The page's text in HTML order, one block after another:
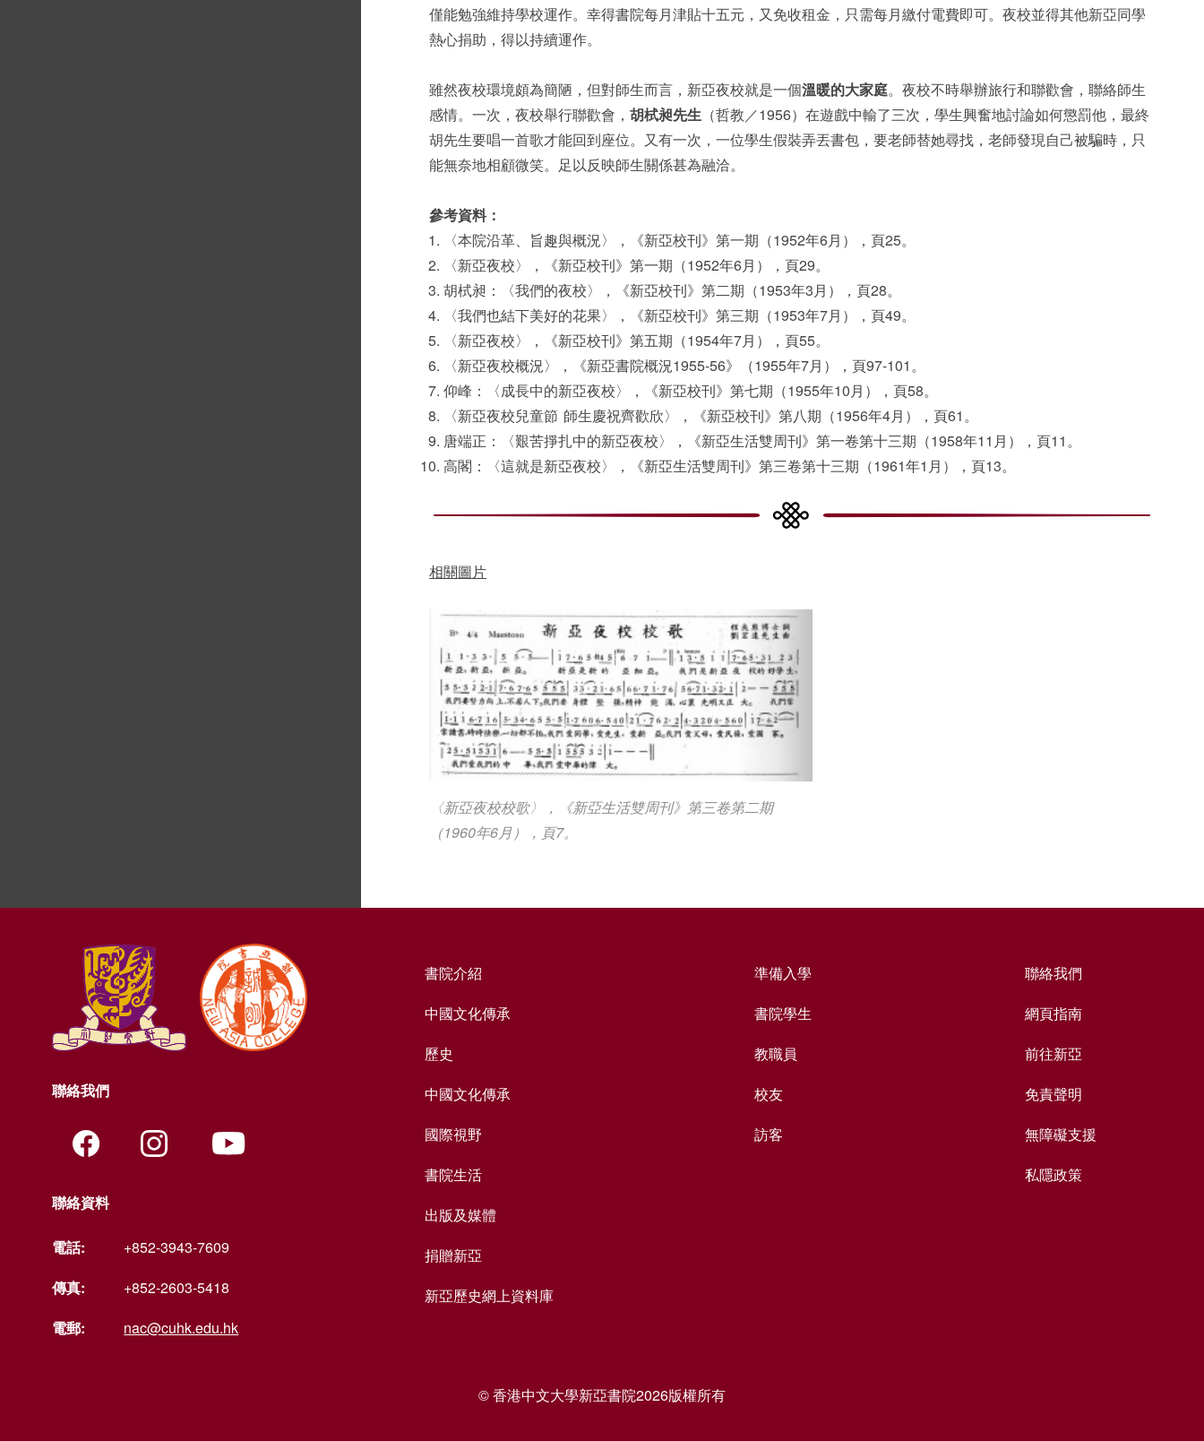
僅能勉強維持學校運作。幸得書院每月津貼十五元，又免收租金，只需每月繳付電費即可。夜校並得其他新亞同學
熱心捐助，得以持續運作。
雖然夜校環境頗為簡陋，但對師生而言，新亞夜校就是一個溫暖的大家庭。夜校不時舉辦旅行和聯歡會，聯絡師生
感情。一次，夜校舉行聯歡會，胡栻昶先生 （哲教／1956）在遊戲中輸了三次，學生興奮地討論如何懲罰他，最終
胡先生要唱一首歌才能回到座位。又有一次，一位學生假裝弄丟書包，要老師替她尋找，老師發現自己被騙時，只
能無奈地相顧微笑。足以反映師生關係甚為融洽。
參考資料：
〈本院沿革、旨趣與概況〉，《新亞校刊》第一期（1952年6月），頁25。
〈新亞夜校〉，《新亞校刊》第一期（1952年6月），頁29。
胡栻昶 ： 〈我們的夜校〉，《新亞校刊》第二期（1953年3月），頁28。
〈我們也結下美好的花果〉，《新亞校刊》第三期（1953年7月），頁49。
〈新亞夜校〉，《新亞校刊》第五期（1954年7月），頁55。
〈新亞夜校概況〉，《新亞書院概況1955-56》（1955年7月），頁97-101。
仰峰：〈成長中的新亞夜校〉，《新亞校刊》第七期（1955年10月），頁58。
〈新亞夜校兒童節 師生慶祝齊歡欣〉，《新亞校刊》第八期（1956年4月），頁61。
唐端正 ： 〈艱苦掙扎中的新亞夜校〉，《新亞生活雙周刊》第一卷第十三期（1958年11 月），頁11。
高閣：〈這就是新亞夜校〉，《新亞生活雙周刊》第三卷第十三期（1961年1 月），頁13。
相關圖片
〈新亞夜校校歌〉，《新亞生活雙周刊》第三卷第二期
（1960年6月），頁7。
聯絡我們
聯絡資料
電話:
+852-3943-7609
傳真:
+852-2603-5418
電郵:
nac@cuhk.edu.hk
書院介紹
中國文化傳承
歷史
中國文化傳承
國際視野
書院生活
出版及媒體
捐贈新亞
新亞歷史網上資料庫
準備入學
書院學生
教職員
校友
訪客
聯絡我們
網頁指南
前往新亞
免責聲明
無障礙支援
私隱政策
© 香港中文大學新亞書院2026版權所有